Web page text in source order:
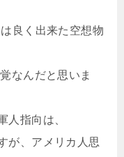
良く出来た空想物
なんだと思いま
人指向は、
が、アメリカ人思